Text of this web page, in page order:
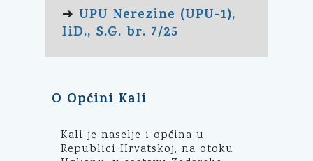
➔ UPU Nerezine (UPU-1),
IiD., S.G. br. 7/25
O Općini Kali
Kali je naselje i općina u
Republici Hrvatskoj, na otoku